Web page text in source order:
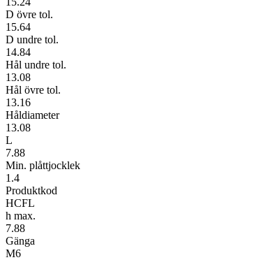
D övre tol.
15.64
D undre tol.
14.84
Hål undre tol.
13.08
Hål övre tol.
13.16
Håldiameter
13.08
L
7.88
Min. plåttjocklek
1.4
Produktkod
HCFL
h max.
7.88
Gänga
M6